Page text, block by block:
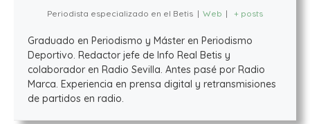
Periodista especializado en el Betis | Web | + posts
Graduado en Periodismo y Máster en Periodismo
Deportivo. Redactor jefe de Info Real Betis y
colaborador en Radio Sevilla. Antes pasé por Radio
Marca. Experiencia en prensa digital y retransmisiones
de partidos en radio.